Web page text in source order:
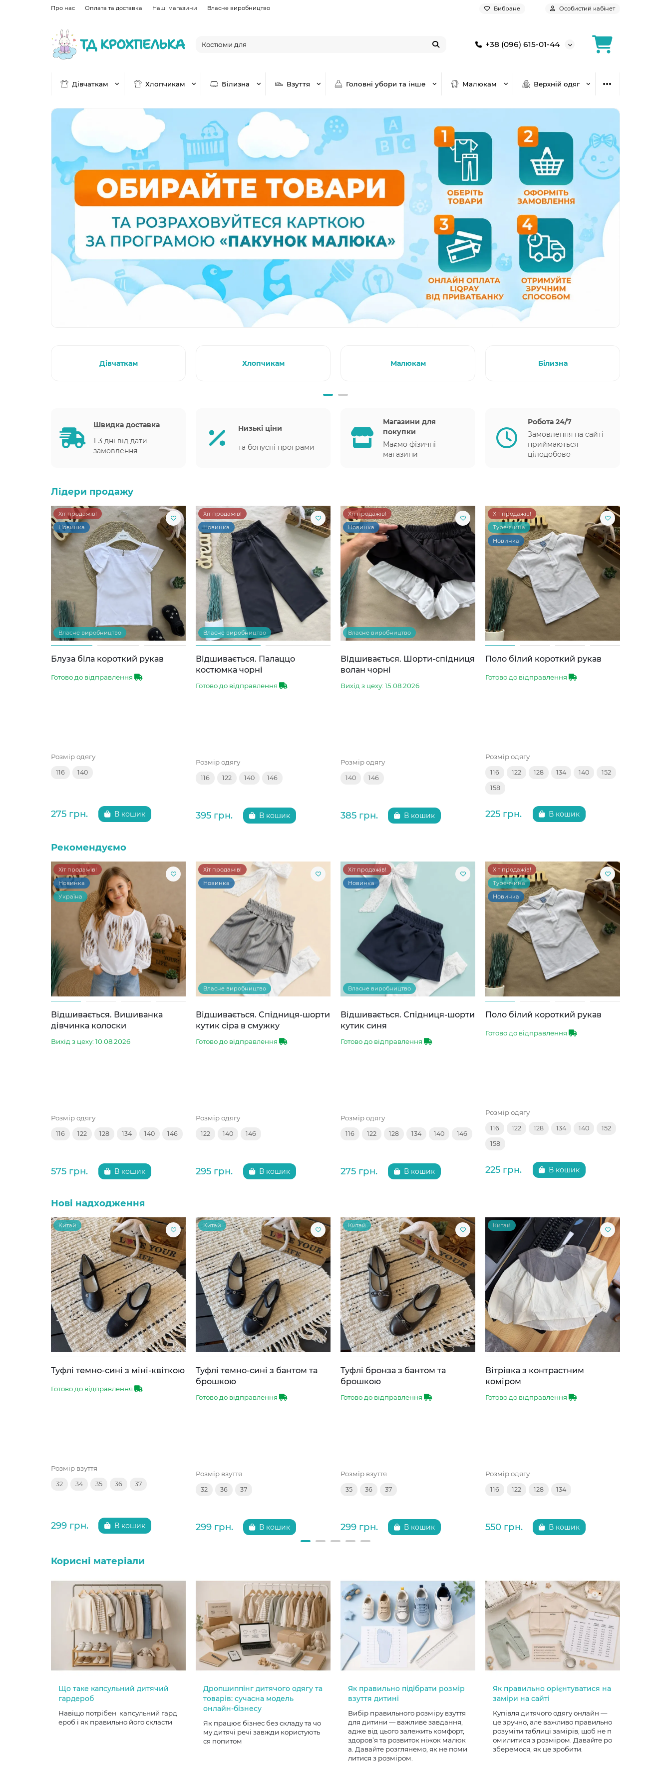
Про нас Оплата та доставка Наші магазини Власне виробництво Вибране Особистий кабінет
+38 (096) 615-01-44
Дівчаткам Хлопчикам Білизна Взуття Головні убори та інше Малюкам Верхній одяг
Дівчаткам Хлопчикам Малюкам Білизна
Швидка доставка
1-3 дні від дати
замовлення
Низькі ціни
та бонусні програми
Магазини для
покупки
Маємо фізичні
магазини
Робота 24/7
Замовлення на сайті
приймаються
цілодобово
Лідери продажу
Хіт продажів!
Новинка
Власне виробництво
Блуза біла короткий рукав
Готово до відправлення
Розмір одягу
116 140
275 грн. В кошик
Хіт продажів!
Новинка
Власне виробництво
Відшивається. Палаццо
костюмка чорні
Готово до відправлення
Розмір одягу
116 122 140 146
395 грн. В кошик
Хіт продажів!
Новинка
Власне виробництво
Відшивається. Шорти-спідниця
волан чорні
Вихід з цеху: 15.08.2026
Розмір одягу
140 146
385 грн. В кошик
Хіт продажів!
Туреччина
Новинка
Поло білий короткий рукав
Готово до відправлення
Розмір одягу
116 122 128 134 140 152
158
225 грн. В кошик
Рекомендуємо
Хіт продажів!
Новинка
Україна
Відшивається. Вишиванка
дівчинка колоски
Вихід з цеху: 10.08.2026
Розмір одягу
116 122 128 134 140 146
575 грн. В кошик
Хіт продажів!
Новинка
Власне виробництво
Відшивається. Спідниця-шорти
кутик сіра в смужку
Готово до відправлення
Розмір одягу
122 140 146
295 грн. В кошик
Хіт продажів!
Новинка
Власне виробництво
Відшивається. Спідниця-шорти
кутик синя
Готово до відправлення
Розмір одягу
116 122 128 134 140 146
275 грн. В кошик
Хіт продажів!
Туреччина
Новинка
Поло білий короткий рукав
Готово до відправлення
Розмір одягу
116 122 128 134 140 152
158
225 грн. В кошик
Нові надходження
Китай
Туфлі темно-сині з міні-квіткою
Готово до відправлення
Розмір взуття
32 34 35 36 37
299 грн. В кошик
Китай
Туфлі темно-сині з бантом та
брошкою
Готово до відправлення
Розмір взуття
32 36 37
299 грн. В кошик
Китай
Туфлі бронза з бантом та
брошкою
Готово до відправлення
Розмір взуття
35 36 37
299 грн. В кошик
Китай
Вітрівка з контрастним
коміром
Готово до відправлення
Розмір одягу
116 122 128 134
550 грн. В кошик
Корисні матеріали
Що таке капсульний дитячий
гардероб
Навіщо потрібен капсульний гард
ероб і як правильно його скласти
Дропшиппінг дитячого одягу та
товарів: сучасна модель
онлайн-бізнесу
Як працює бізнес без складу та чо
му дитячі речі завжди користують
ся попитом
Як правильно підібрати розмір
взуття дитині
Вибір правильного розміру взуття
для дитини — важливе завдання,
адже від цього залежить комфорт,
здоров’я та розвиток ніжок малюк
а. Давайте розглянемо, як не поми
литися з розміром.
Як правильно орієнтуватися на
заміри на сайті
Купівля дитячого одягу онлайн —
це зручно, але важливо правильно
розуміти таблиці замірів, щоб не п
омилитися з розміром. Давайте ро
зберемося, як це зробити.